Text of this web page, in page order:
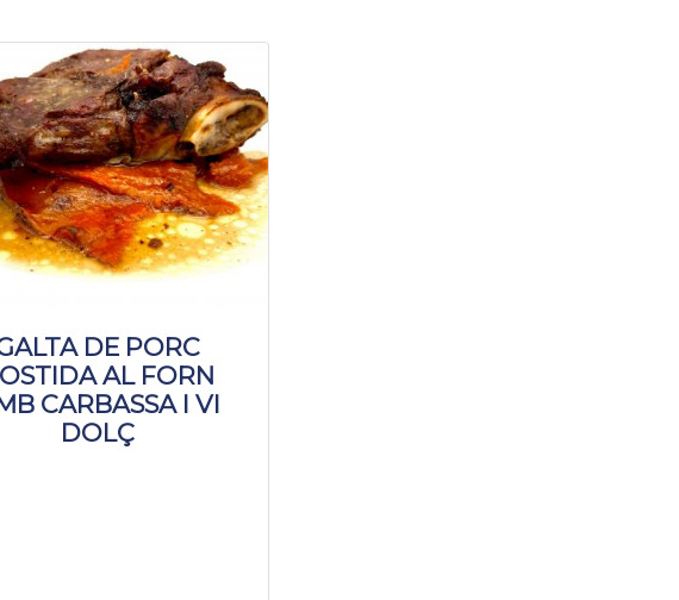
DE PORC
AL FORN
CARBASSA I VI
DOLÇ